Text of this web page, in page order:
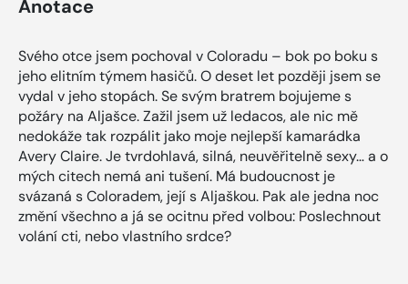
Anotace
Svého otce jsem pochoval v Coloradu – bok po boku s
jeho elitním týmem hasičů. O deset let později jsem se
vydal v jeho stopách. Se svým bratrem bojujeme s
požáry na Aljašce. Zažil jsem už ledacos, ale nic mě
nedokáže tak rozpálit jako moje nejlepší kamarádka
Avery Claire. Je tvrdohlavá, silná, neuvěřitelně sexy… a o
mých citech nemá ani tušení. Má budoucnost je
svázaná s Coloradem, její s Aljaškou. Pak ale jedna noc
změní všechno a já se ocitnu před volbou: Poslechnout
volání cti, nebo vlastního srdce?